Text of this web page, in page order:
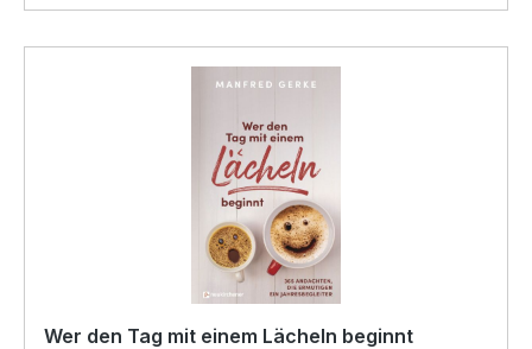
Wer den Tag mit einem Lächeln beginnt